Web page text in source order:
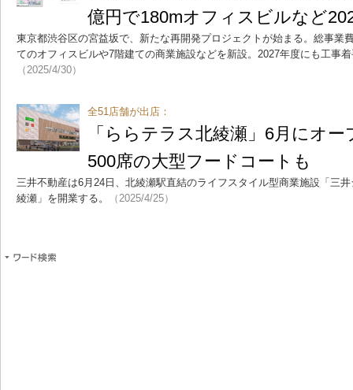
億円で180mオフィスビルなど
東京都渋谷区の宮益坂で、新たな再開発プロジェクトが始まる。総事業
てのオフィスビルや7階建ての商業施設などを新設。2027年度にも工事
（2025/4/30）
全51店舗が出店：
「ららテラス北綾瀬」6月にオ
500席の大型フードコートも
三井不動産は6月24日、北綾瀬駅直結のライフスタイル型商業施設「三
綾瀬」を開業する。
（2025/4/25）